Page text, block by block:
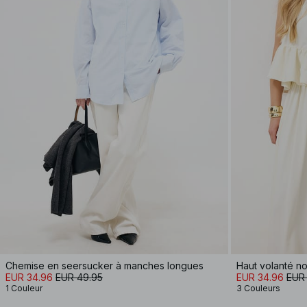
Chemise en seersucker à manches longues
EUR 34.96 EUR 49.95
1 Couleur
Haut volanté
EUR 34.96
3 Couleurs